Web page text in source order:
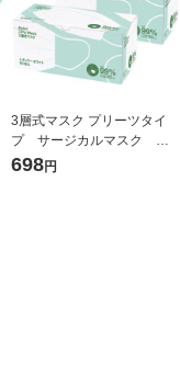
3層式マスク プリーツタイ
プ サージカルマスク 不
織布 使い捨てマスク 1セ
698円